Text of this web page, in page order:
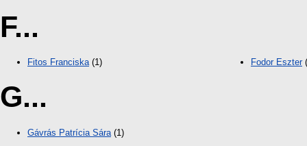
F...
Fitos Franciska(1) Fodor Eszter
G...
Gávrás Patrícia Sára (1)